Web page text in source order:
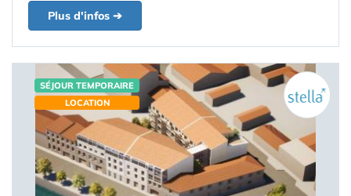
Plus d'infos ➔
SÉJOUR TEMPORAIRE
LOCATION